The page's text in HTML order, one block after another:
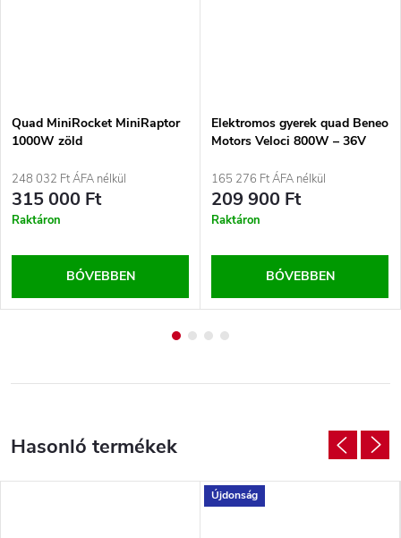
Quad MiniRocket MiniRaptor
1000W zöld
248 032 Ft ÁFA nélkül
315 000 Ft
Raktáron
BŐVEBBEN
Elektromos gyerek quad Beneo
Motors Veloci 800W – 36V
165 276 Ft ÁFA nélkül
209 900 Ft
Raktáron
BŐVEBBEN
Újdonság